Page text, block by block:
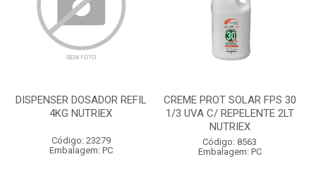
DISPENSER DOSADOR REFIL
4KG NUTRIEX
Código: 23279
Embalagem: PC
CREME PROT SOLAR FPS 30
1/3 UVA C/ REPELENTE 2LT
NUTRIEX
Código: 8563
Embalagem: PC